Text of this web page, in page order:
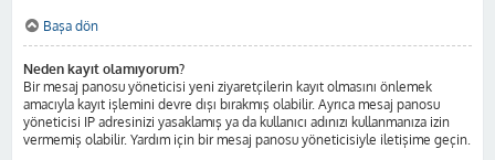
Başa dön
Neden kayıt olamıyorum?
Bir mesaj panosu yöneticisi yeni ziyaretçilerin kayıt olmasını önlemek
amacıyla kayıt işlemini devre dışı bırakmış olabilir. Ayrıca mesaj panosu
yöneticisi IP adresinizi yasaklamış ya da kullanıcı adınızı kullanmanıza izin
vermemiş olabilir. Yardım için bir mesaj panosu yöneticisiyle iletişime geçin.